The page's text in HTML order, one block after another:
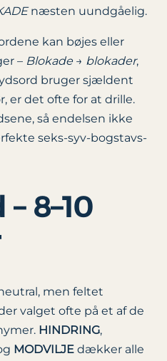
næsten uundgåelig.
kan bøjes eller
– Blokade→ blokader,
bruger sjældent
er det ofte for at drille.
så endelsen ikke
seks-syv-bogstavs­
8–10
men feltet
valget ofte på et af de
HINDRING,
MODVILJE dækker alle